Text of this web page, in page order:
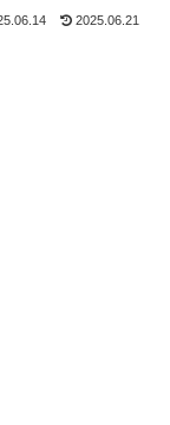
2025.06.21